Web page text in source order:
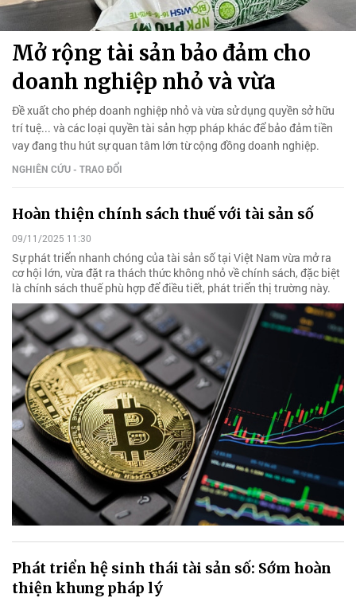
Mở rộng tài sản bảo đảm cho
doanh nghiệp nhỏ và vừa
Đề xuất cho phép doanh nghiệp nhỏ và vừa sử dụng quyền sở hữu
trí tuệ... và các loại quyền tài sản hợp pháp khác để bảo đảm tiền
vay đang thu hút sự quan tâm lớn từ cộng đồng doanh nghiệp.
NGHIÊN CỨU - TRAO ĐỔI
Hoàn thiện chính sách thuế với tài sản số
09/11/2025 11:30
Sự phát triển nhanh chóng của tài sản số tại Việt Nam vừa mở ra
cơ hội lớn, vừa đặt ra thách thức không nhỏ về chính sách, đặc biệt
là chính sách thuế phù hợp để điều tiết, phát triển thị trường này.
Phát triển hệ sinh thái tài sản số: Sớm hoàn
thiện khung pháp lý